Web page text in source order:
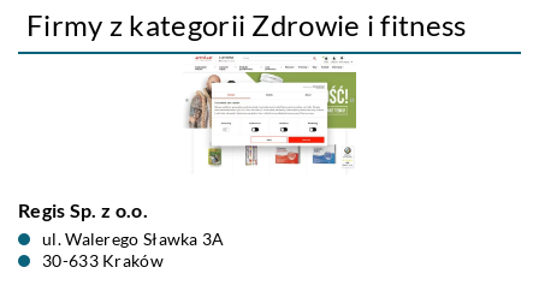
Firmy z kategorii Zdrowie i fitness
Regis Sp. z o.o.
ul. Walerego Sławka 3A
30-633 Kraków